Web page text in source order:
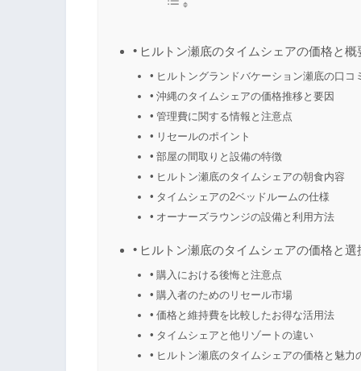
ヒルトン瀬底のタイムシェアの価格と概
ヒルトングランドバケーション瀬底の口コ
沖縄のタイムシェアの価格推移と要因
管理費に関する情報と注意点
リセールのポイント
部屋の間取りと設備の特徴
ヒルトン瀬底のタイムシェアの朝食内容
タイムシェアの2ベッドルームの仕様
オーナーズラウンジの設備と利用方法
ヒルトン瀬底のタイムシェアの価格と選
購入における後悔と注意点
購入者のためのリセール市場
価格と維持費を比較したお得な活用法
タイムシェアと他リゾートの違い
ヒルトン瀬底のタイムシェアの価格と魅力